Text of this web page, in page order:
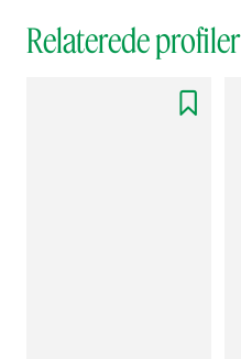
Relaterede profiler
